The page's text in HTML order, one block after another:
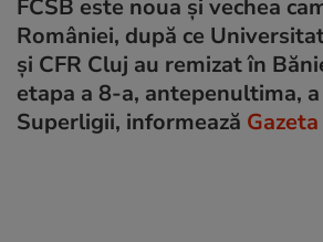
FCSB este noua și vechea
României, după ce
și CFR Cluj au remizat în
etapa a 8-a, antepenultima,
Superligii, informează